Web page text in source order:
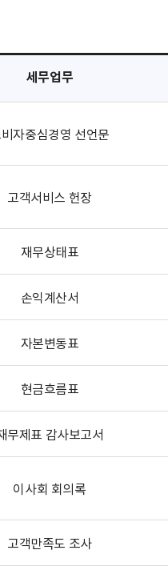
세무업무
자중심경영 선언문
고객서비스 헌장
재무상태표
손익계산서
자본변동표
현금흐름표
무제표 감사보고서
이사회 회의록
고객만족도 조사